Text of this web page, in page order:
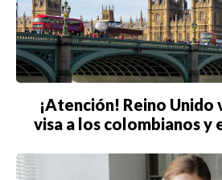
¡Atención! Reino Unido
visa a los colombianos y